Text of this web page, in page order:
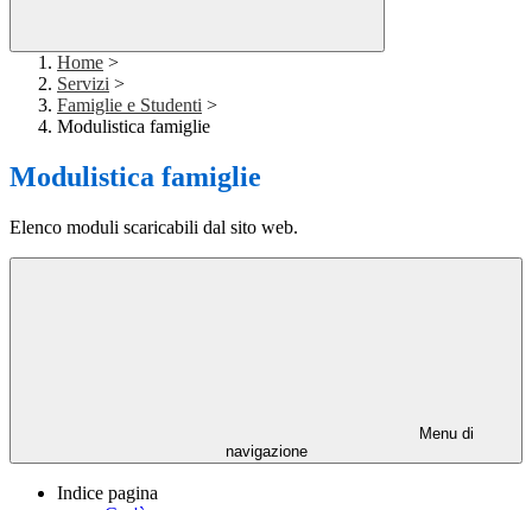
Home >
Servizi >
Famiglie e Studenti >
Modulistica famiglie
Modulistica famiglie
Elenco moduli scaricabili dal sito web.
Menu di
navigazione
Indice pagina